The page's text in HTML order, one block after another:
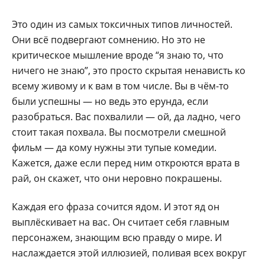
Это один из самых токсичных типов личностей.
Они всё подвергают сомнению. Но это не
критическое мышление вроде “я знаю то, что
ничего не знаю”, это просто скрытая ненависть ко
всему живому и к вам в том числе. Вы в чём-то
были успешны — но ведь это ерунда, если
разобраться. Вас похвалили — ой, да ладно, чего
стоит такая похвала. Вы посмотрели смешной
фильм — да кому нужны эти тупые комедии.
Кажется, даже если перед ним откроются врата в
рай, он скажет, что они неровно покрашены.
Каждая его фраза сочится ядом. И этот яд он
выплёскивает на вас. Он считает себя главным
персонажем, знающим всю правду о мире. И
наслаждается этой иллюзией, поливая всех вокруг